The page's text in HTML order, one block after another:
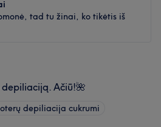
tad tu žinai, ko tikėtis iš
Ačiū!🌺
depiliacija cukrumi